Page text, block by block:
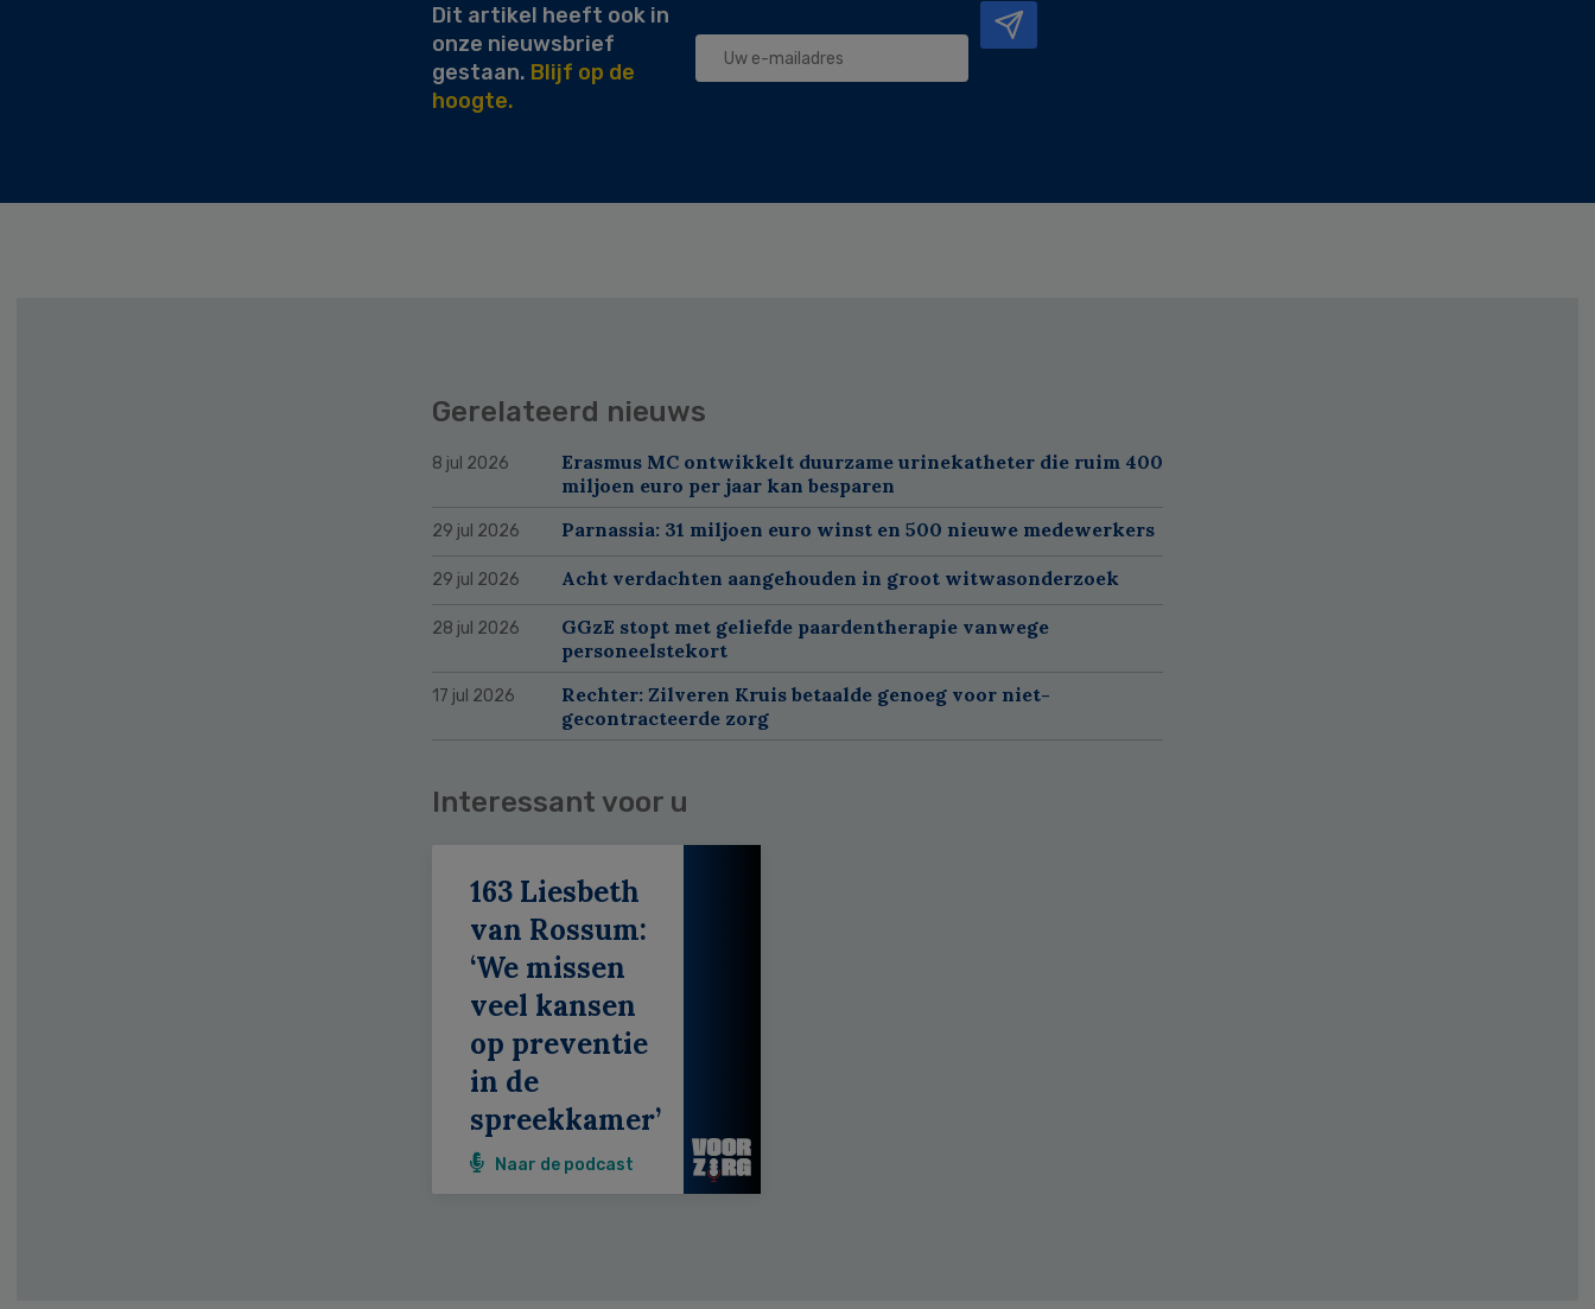
Dit artikel heeft ook in
onze nieuwsbrief
gestaan. Blijf op de
hoogte.
Gerelateerd nieuws
8 jul 2026
Erasmus MC ontwikkelt duurzame urinekatheter die ruim 400
miljoen euro per jaar kan besparen
29 jul 2026 Parnassia: 31 miljoen euro winst en 500 nieuwe medewerkers
29 jul 2026 Acht verdachten aangehouden in groot witwasonderzoek
28 jul 2026
GGzE stopt met geliefde paardentherapie vanwege
personeelstekort
17 jul 2026
Rechter: Zilveren Kruis betaalde genoeg voor niet-
gecontracteerde zorg
Interessant voor u
163 Liesbeth
van Rossum:
‘We missen
veel kansen
op preventie
in de
spreekkamer’
Naar de podcast